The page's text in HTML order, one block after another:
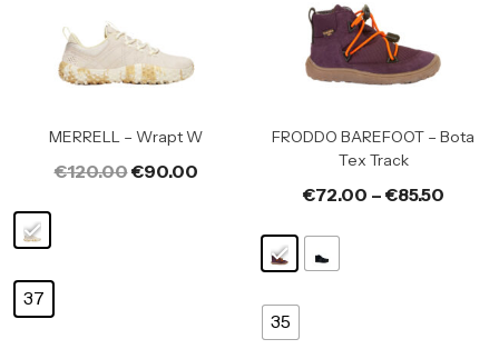
MERRELL – Wrapt W
€120.00€90.00
37
FRODDO BAREFOOT – Bota
Tex Track
€72.00 – €85.50
35